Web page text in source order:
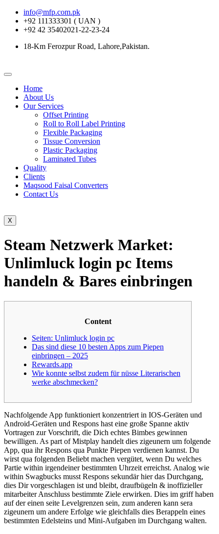
info@mfp.com.pk
+92 111333301 ( UAN )
+92 42 35402021-22-23-24
18-Km Ferozpur Road, Lahore,Pakistan.
Home
About Us
Our Services
Offset Printing
Roll to Roll Label Printing
Flexible Packaging
Tissue Conversion
Plastic Packaging
Laminated Tubes
Quality
Clients
Maqsood Faisal Converters
Contact Us
X
Steam Netzwerk Market:
Unlimluck login pc Items
handeln & Bares einbringen
Content
Seiten: Unlimluck login pc
Das sind diese 10 besten Apps zum Piepen
einbringen – 2025
Rewards.app
Wie konnte selbst zudem für nüsse Literarischen
werke abschmecken?
Nachfolgende App funktioniert konzentriert in IOS-Geräten und
Android-Geräten und Respons hast eine große Spanne aktiv
Vortragen zur Vorschrift, die Dich echtes Bimbes gewinnen
bewilligen. As part of Mistplay handelt dies zigeunern um folgende
App, qua ihr Respons qua Punkte Piepen verdienen kannst. Du
wirst qua folgenden Beliebt machen vergütet, wenn Du welches
Partie within irgendeiner bestimmten Uhrzeit erreichst. Analog wie
within Swagbucks musst Respons sekundär hier das Durchgang,
dies Dir vorgeschlagen ist und bleibt, draufbügeln & inoffizieller
mitarbeiter Anschluss bestimmte Ziele erwirken. Dies im griff haben
auf der einen seite Levelgrenzen sein, zum anderen kann sera
zigeunern um andere Erfolge wie gleichfalls dies Berappeln eines
bestimmten Edelsteins und Mini-Aufgaben im Durchgang walten.